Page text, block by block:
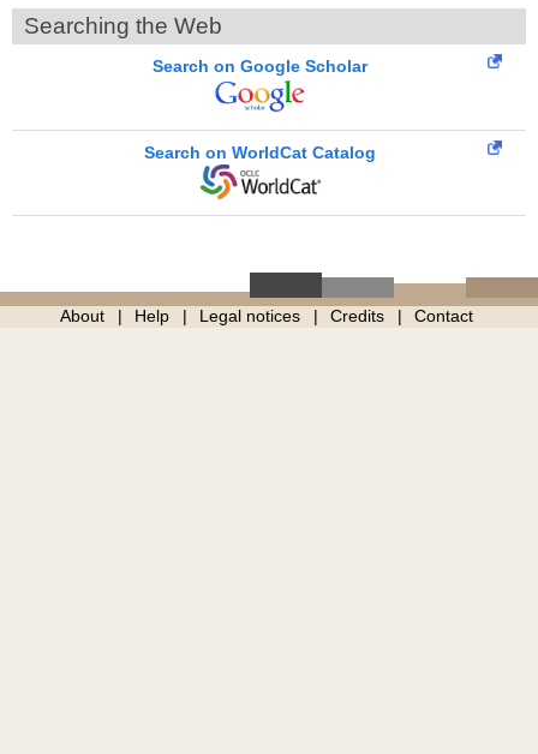
Searching the Web
Search on Google Scholar
Search on WorldCat Catalog
About Help Legal notices Credits Contact